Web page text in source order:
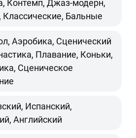
Контемп, Джаз-модерн,
Бальные
Аэробика, Сценический
Плавание, Коньки,
Сценическое
Испанский,
Английский